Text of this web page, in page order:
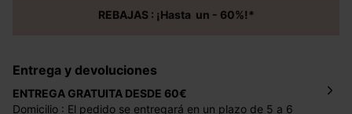
REBAJAS : ¡Hasta un - 60%!*
Entrega y devoluciones
ENTREGA GRATUITA DESDE 60€
Domicilio : El pedido se entregará en un plazo de 5 a 6